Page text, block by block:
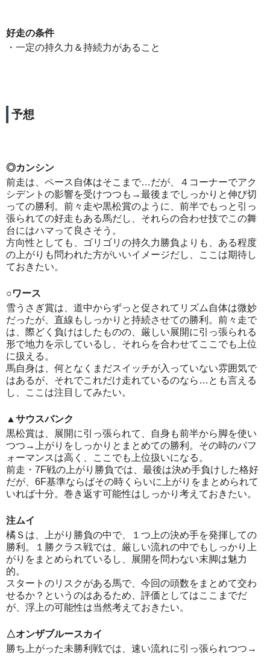
好走の条件
・一定の持久力＆持続力があること
予想
◎カンシン
前走は、ペース自体はそこまで…だが、４コーナーでアク
シデントの影響を受けつつも→最後までしっかりと伸び切
っての勝利。前々走や黒松賞のように、前半でもっと引っ
張られての好走もある馬だし、それらの合わせ技でこの舞
台にはハマって良さそう。
方向性としても、ゴリゴリの持久力勝負よりも、ある程度
の上がりも問われた方がいいイメージだし、ここは期待し
ておきたい。
○ワース
雪うさぎ賞は、道中からずっと促されてリズム自体は微妙
だったが、直線もしっかりと持続させての勝利。前々走で
は、際どく負けはしたものの、厳しい展開に引っ張られる
形で地力を示しているし、それらを合わせてここでも上位
に扱える。
馬自身は、何となくまだスイッチが入っていない雰囲気で
はあるが、それでこれだけ走れているのなら…とも言える
し、ここは注目してみたい。
▲サウスバンク
黒松賞は、展開に引っ張られて、自身も前半から脚を使い
つつ→上がりをしっかりとまとめての勝利。その時のパフ
ォーマンスは高く、ここでも上位扱いになる。
前走・7F戦の上がり勝負では、最後は決め手負けした格好
だが、6F基準ならばその時くらいに上がりをまとめられて
いれば十分。巻き返す可能性はしっかり考えておきたい。
注ムイ
橘Ｓは、上がり勝負の中で、１つ上の決め手を発揮しての
勝利。１勝クラス戦では、厳しい流れの中でもしっかり上
がりをまとめられているし、展開を問わない末脚は魅力
的。
スタートのリスクがある馬で、今回の頭数をまとめて交わ
せるか？というのはあるため、評価としてはここまでだ
が、浮上の可能性は当然考えておきたい。
△オンザブルースカイ
勝ち上がった未勝利戦では、速い流れに引っ張られつつ→